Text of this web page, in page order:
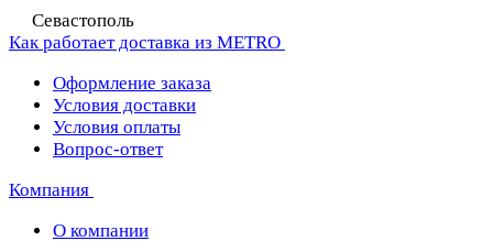
Севастополь
Как работает доставка из METRO
Оформление заказа
Условия доставки
Условия оплаты
Вопрос-ответ
Компания
О компании